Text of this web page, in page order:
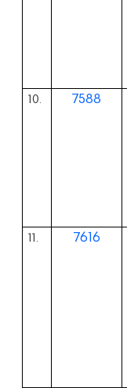
10. 7588
11. 7616